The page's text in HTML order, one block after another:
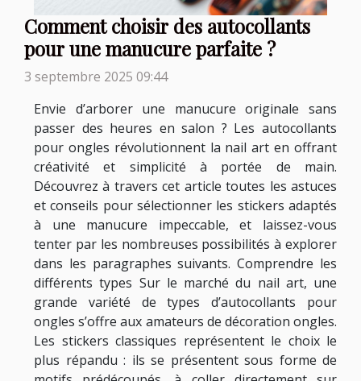
Comment choisir des autocollants
pour une manucure parfaite ?
3 septembre 2025 09:44
Envie d’arborer une manucure originale sans
passer des heures en salon ? Les autocollants
pour ongles révolutionnent la nail art en offrant
créativité et simplicité à portée de main.
Découvrez à travers cet article toutes les astuces
et conseils pour sélectionner les stickers adaptés
à une manucure impeccable, et laissez-vous
tenter par les nombreuses possibilités à explorer
dans les paragraphes suivants. Comprendre les
différents types Sur le marché du nail art, une
grande variété de types d’autocollants pour
ongles s’offre aux amateurs de décoration ongles.
Les stickers classiques représentent le choix le
plus répandu : ils se présentent sous forme de